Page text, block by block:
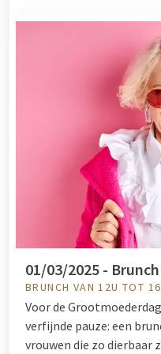
01/03/2025 -
BRUNCH VAN 12U TOT
Voor de
verfijnde pauze: een
vrouwen die zo dierbaar